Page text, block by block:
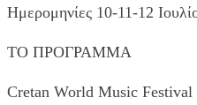
Ημερομηνίες 10-11-12
ΤΟ ΠΡΟΓΡΑΜΜΑ
Cretan World Music Festival